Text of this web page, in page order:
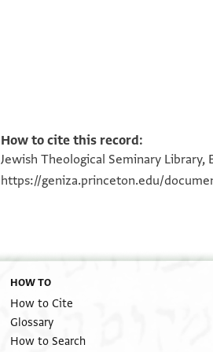
How to cite this record:
Jewish Theological Seminary
https://geniza.princeton.edu/
HOW TO
How to Cite
Glossary
How to Search